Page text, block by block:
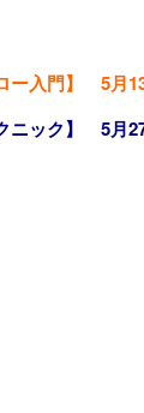
ー入門】 5月
ニック】 5月